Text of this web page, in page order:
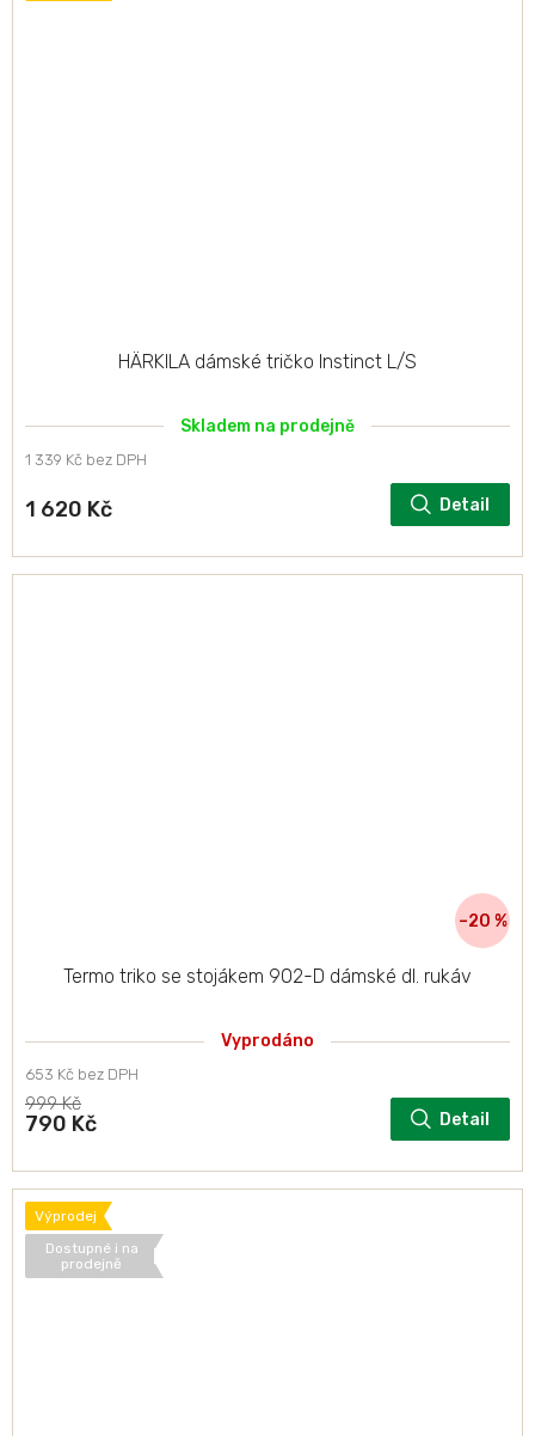
HÄRKILA dámské tričko Instinct L/S
Skladem na prodejně
1 339 Kč bez DPH
1 620 Kč Detail
–20 %
Termo triko se stojákem 902-D dámské dl. rukáv
Vyprodáno
653 Kč bez DPH
999 Kč
790 Kč Detail
Výprodej
Dostupné i na
prodejně